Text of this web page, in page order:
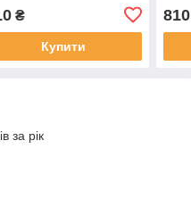
₴
Купити
810
за рік